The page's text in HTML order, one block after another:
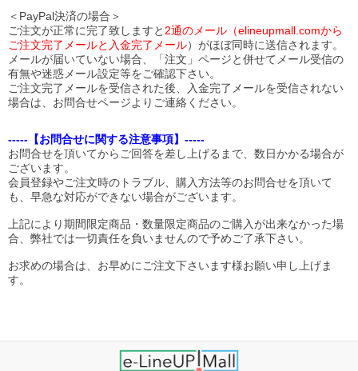
＜PayPal決済の場合＞
ご注文が正常に完了致しますと 2通のメール（elineupmall.comから
ご注文完了メールと入金完了メール）がほぼ同時に送信されます。
メールが届いていない場合、「注文」ページと併せてメール受信の
有無や迷惑メール設定等をご確認下さい。
ご注文完了メールを受信された後、入金完了メールを受信されない
場合は、お問合せページよりご連絡ください。
-----【お問合せに関する注意事項】-----
お問合せを頂いてからご回答を差し上げるまで、数日かかる場合が
ございます。
会員登録やご注文時のトラブル、購入方法等のお問合せを頂いて
も、早急な対応ができない場合がございます。
上記により期間限定商品・数量限定商品のご購入が出来なかった場
合、弊社では一切責任を負いませんので予めご了承下さい。
お求めの場合は、お早めにご注文下さいます様お願い申し上げま
す。